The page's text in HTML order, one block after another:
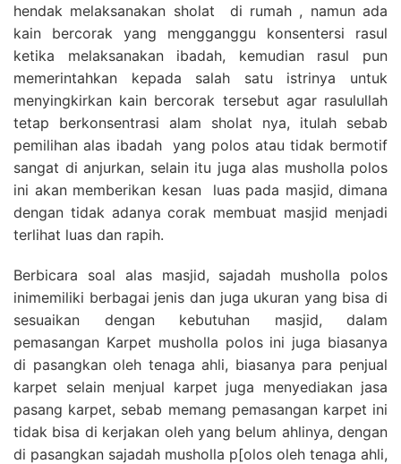
hendak melaksanakan sholat di rumah , namun ada
kain bercorak yang mengganggu konsentersi rasul
ketika melaksanakan ibadah, kemudian rasul pun
memerintahkan kepada salah satu istrinya untuk
menyingkirkan kain bercorak tersebut agar rasulullah
tetap berkonsentrasi alam sholat nya, itulah sebab
pemilihan alas ibadah yang polos atau tidak bermotif
sangat di anjurkan, selain itu juga alas musholla polos
ini akan memberikan kesan luas pada masjid, dimana
dengan tidak adanya corak membuat masjid menjadi
terlihat luas dan rapih.
Berbicara soal alas masjid, sajadah musholla polos
inimemiliki berbagai jenis dan juga ukuran yang bisa di
sesuaikan dengan kebutuhan masjid, dalam
pemasangan Karpet musholla polos ini juga biasanya
di pasangkan oleh tenaga ahli, biasanya para penjual
karpet selain menjual karpet juga menyediakan jasa
pasang karpet, sebab memang pemasangan karpet ini
tidak bisa di kerjakan oleh yang belum ahlinya, dengan
di pasangkan sajadah musholla p[olos oleh tenaga ahli,